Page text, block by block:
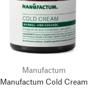
Manufactum
Manufactum Cold Cream